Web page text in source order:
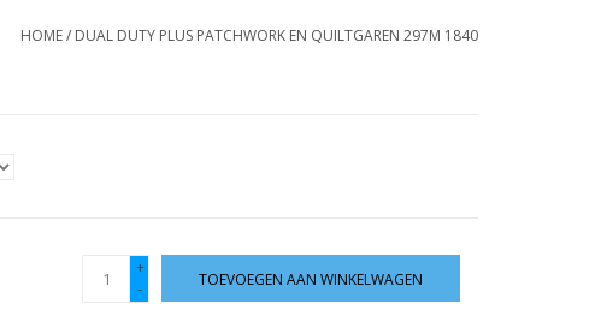
HOME/ DUAL DUTY PLUS PATCHWORK EN QUILTGAREN 297M 1840
+
-
TOEVOEGEN AAN WINKELWAGEN